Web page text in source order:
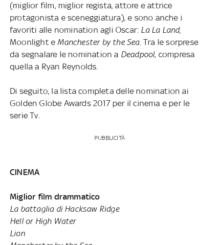
(miglior film, miglior regista, attore e attrice
protagonista e sceneggiatura), e sono anche i
favoriti alle nomination agli Oscar: La La Land,
Moonlight eManchester by the Sea. Tra le sorprese
da segnalare le nomination a Deadpool, compresa
quella a Ryan Reynolds.
Di seguito, la lista completa delle nomination ai
Golden Globe Awards 2017 per il cinema e per le
serie Tv.
PUBBLICITÀ
CINEMA
Miglior film drammatico
La battaglia di Hacksaw Ridge
Hell or High Water
Lion